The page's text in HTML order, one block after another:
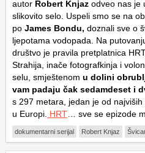
autor Robert Knjaz odveo nas je
slikovito selo. Uspeli smo se na
po James Bondu, doznali sve o
ljepotama vodopada. Na
društvo je pravila pretplatnica
Strahija, inače fotografkinja i
selu, smještenom u dolini
vam padaju čak sedamdeset i
s 297 metara, jedan je od
u Europi. HRT … sve se epizode
dokumentarni serijal Robert Knjaz